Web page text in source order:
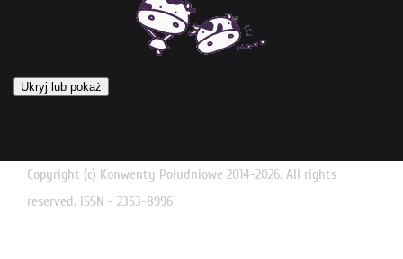
Ukryj lub pokaż
Copyright (c) Konwenty Południowe 2014-2026. All rights
reserved. ISSN - 2353-8996